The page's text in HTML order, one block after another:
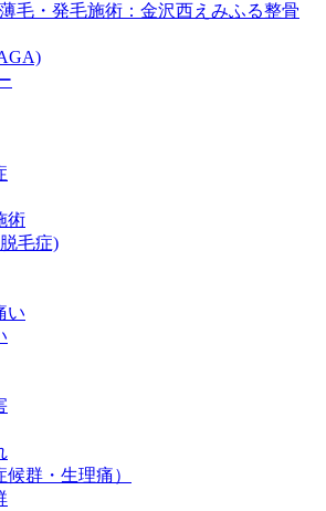
毛・発毛施術：金沢西えみふる整骨
術
毛症)
い
群・生理痛）